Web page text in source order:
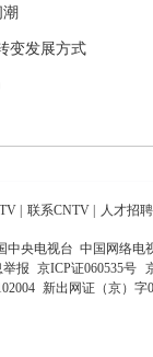
变发展方式
| 联系CNTV | 人才招聘
中央电视台 中国网络电
报 京ICP证060535号
新出网证（京）